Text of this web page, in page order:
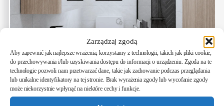
Zarządzaj zgodą
Aby zapewnić jak najlepsze wrażenia, korzystamy z technologii, takich jak pliki cookie,
do przechowywania i/lub uzyskiwania dostępu do informacji o urządzeniu. Zgoda na te
technologie pozwoli nam przetwarzać dane, takie jak zachowanie podczas przeglądania
lub unikalne identyfikatory na tej stronie. Brak wyrażenia zgody lub wycofanie zgody
może niekorzystnie wpłynąć na niektóre cechy i funkcje.